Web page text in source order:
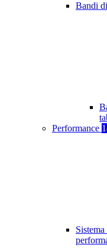
Bandi
Performance